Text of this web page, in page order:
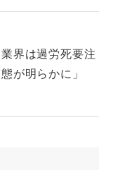
界は過労死要注
が明らかに」